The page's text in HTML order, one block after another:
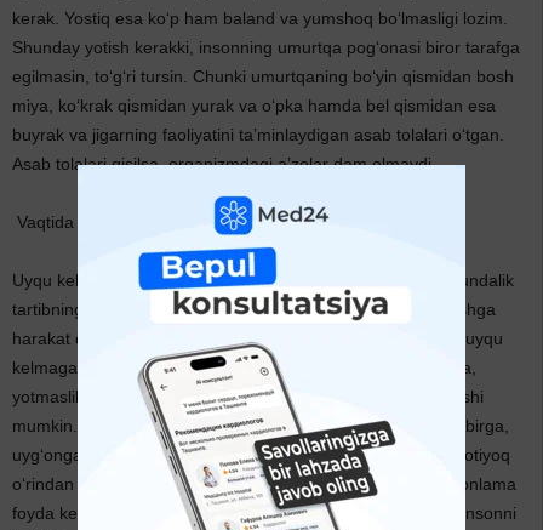
kerak. Yostiq esa ko‘p ham baland va yumshoq bo‘lmasligi lozim.
Shunday yotish kerakki, insonning umurtqa pog‘onasi biror tarafga
egilmasin, to‘g‘ri tursin. Chunki umurtqaning bo‘yin qismidan bosh
miya, ko‘krak qismidan yurak va o‘pka hamda bel qismidan esa
buyrak va jigarning faoliyatini ta’minlaydigan asab tolalari o‘tgan.
Asab tolalari qisilsa, organizmdagi a’zolar dam olmaydi.
Vaqtida uxlash
Uyqu kelganda uxlamasdan boshqa ishlar bilan chalg‘ish kundalik
tartibning buzilishiga olib keladi. Yoki uyqu kelmasdan uxlashga
harakat qilish ham uyqusizlikning sabablaridan. Shu sabab uyqu
kelmaganda biror ish bilan chalg‘ib, toki uyqu bosib kelmasa,
yotmaslik tavsiya qilinadi. Bu holat har kimda har xil kuzatilishi
mumkin. Buni tushunib turib harakat qilish kerak. Shu bilan birga,
uyg‘ongan payda, garchi eng shirin vaqt bo‘lsa-da, shu zahotiyoq
o‘rindan turish uchun odam o‘zida kuch topa olishi har tomonlama
foyda keltiradi. Uyquning ortiqchasi ham, etishmasligi ham insonni